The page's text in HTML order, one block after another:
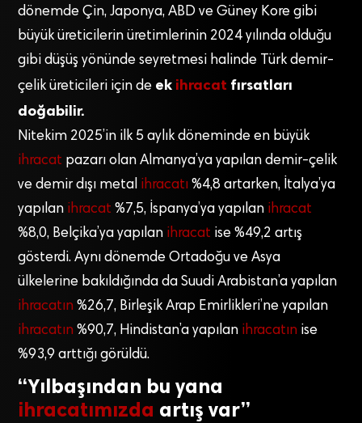
dönemde Çin, Japonya, ABD ve Güney Kore gibi
büyük üreticilerin üretimlerinin 2024 yılında olduğu
gibi düşüş yönünde seyretmesi halinde Türk demir-
çelik üreticileri için de ek ihracat fırsatları
doğabilir.
Nitekim 2025’in ilk 5 aylık döneminde en büyük
ihracat pazarı olan Almanya’ya yapılan demir-çelik
ve demir dışı metal ihracatı %4,8 artarken, İtalya’ya
yapılan ihracat %7,5, İspanya’ya yapılan ihracat
%8,0, Belçika’ya yapılan ihracat ise %49,2 artış
gösterdi. Aynı dönemde Ortadoğu ve Asya
ülkelerine bakıldığında da Suudi Arabistan’a yapılan
ihracatın %26,7, Birleşik Arap Emirlikleri’ne yapılan
ihracatın %90,7, Hindistan’a yapılan ihracatın ise
%93,9 arttığı görüldü.
“Yılbaşından bu yana
ihracatımızda artış var”